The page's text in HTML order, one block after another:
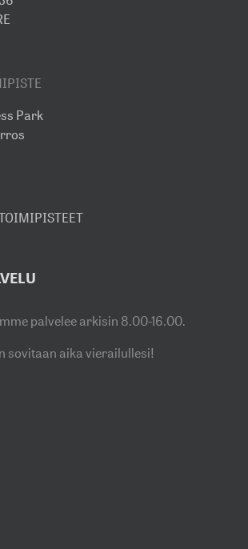
Park
palvelee arkisin 8.00-16.00.
sovitaan aika vierailullesi!